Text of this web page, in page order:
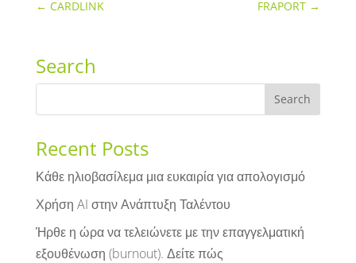
← CARDLINK FRAPORT →
Search
Recent Posts
Κάθε ηλιοβασίλεμα μια ευκαιρία για απολογισμό
Χρήση AI στην Ανάπτυξη Ταλέντου
Ήρθε η ώρα να τελειώνετε με την επαγγελματική
εξουθένωση (burnout). Δείτε πώς